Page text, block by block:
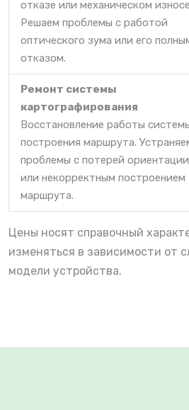
отказе или механическом
Решаем проблемы с работой
оптического зума или его
отказом.
Ремонт системы
картографирования
Восстановление работы
построения маршрута.
проблемы с потерей ориентации
или некорректным построением
маршрута.
Цены носят справочный
изменяться в зависимости от
модели устройства.